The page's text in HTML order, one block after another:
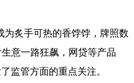
炙手可热的香饽饽，牌照数
意一路狂飙，网贷等产品
监管方面的重点关注。